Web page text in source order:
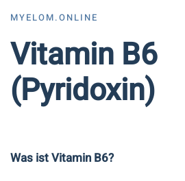
MYELOM.ONLINE
Vitamin B6
(Pyridoxin)
Was ist Vitamin B6?